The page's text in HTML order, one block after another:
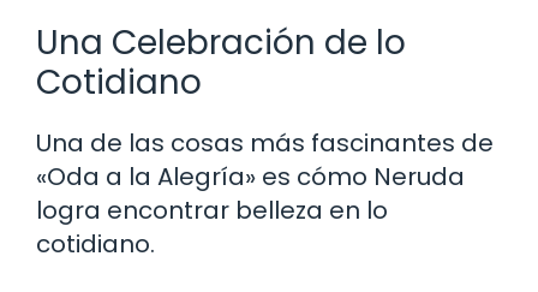
Una Celebración de lo
Cotidiano
Una de las cosas más fascinantes de
«Oda a la Alegría» es cómo Neruda
logra encontrar belleza en lo
cotidiano.